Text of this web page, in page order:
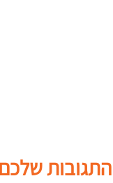
התגובות